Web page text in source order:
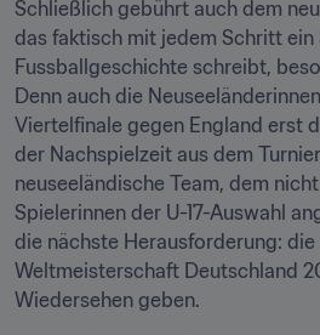
Schließlich gebührt auch dem
das faktisch mit jedem Schritt ein
Fussballgeschichte schreibt,
Denn auch die
Viertelfinale gegen England erst
der Nachspielzeit aus dem
neuseeländische Team, dem
Spielerinnen der U-17-Auswahl
die nächste Herausforderung: die
Weltmeisterschaft Deutschland
Wiedersehen geben.